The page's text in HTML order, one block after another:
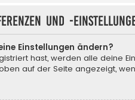
und -
Einstellungen ändern?
hast, werden alle deine
auf der Seite angezeigt,